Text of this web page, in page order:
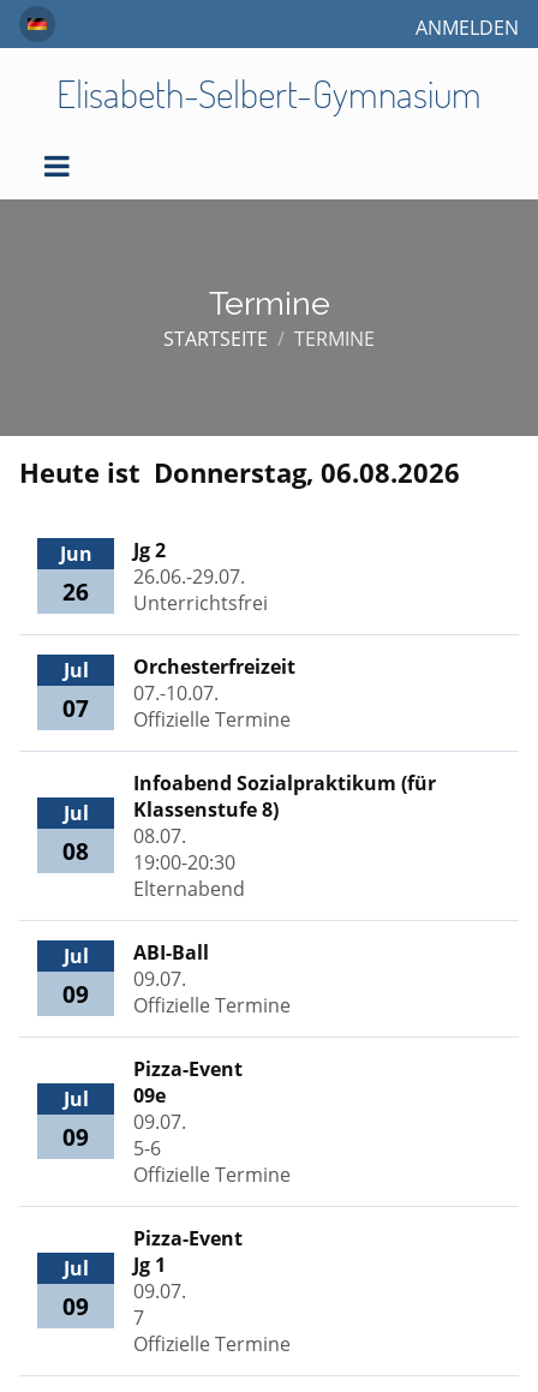
ANMELDEN
Elisabeth-Selbert-Gymnasium
Termine
STARTSEITE / TERMINE
Termine
Heute ist Donnerstag, 06.08.2026
Jun
26
Jg 2
26.06.-29.07.
Unterrichtsfrei
Jul
07
Orchesterfreizeit
07.-10.07.
Offizielle Termine
Jul
08
Infoabend Sozialpraktikum (für
Klassenstufe 8)
08.07.
19:00-20:30
Elternabend
Jul
09
ABI-Ball
09.07.
Offizielle Termine
Jul
09
Pizza-Event
09e
09.07.
5-6
Offizielle Termine
Jul
09
Pizza-Event
Jg 1
09.07.
7
Offizielle Termine